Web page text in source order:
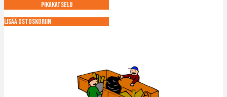
Pikakatselu
Lisää ostoskoriin